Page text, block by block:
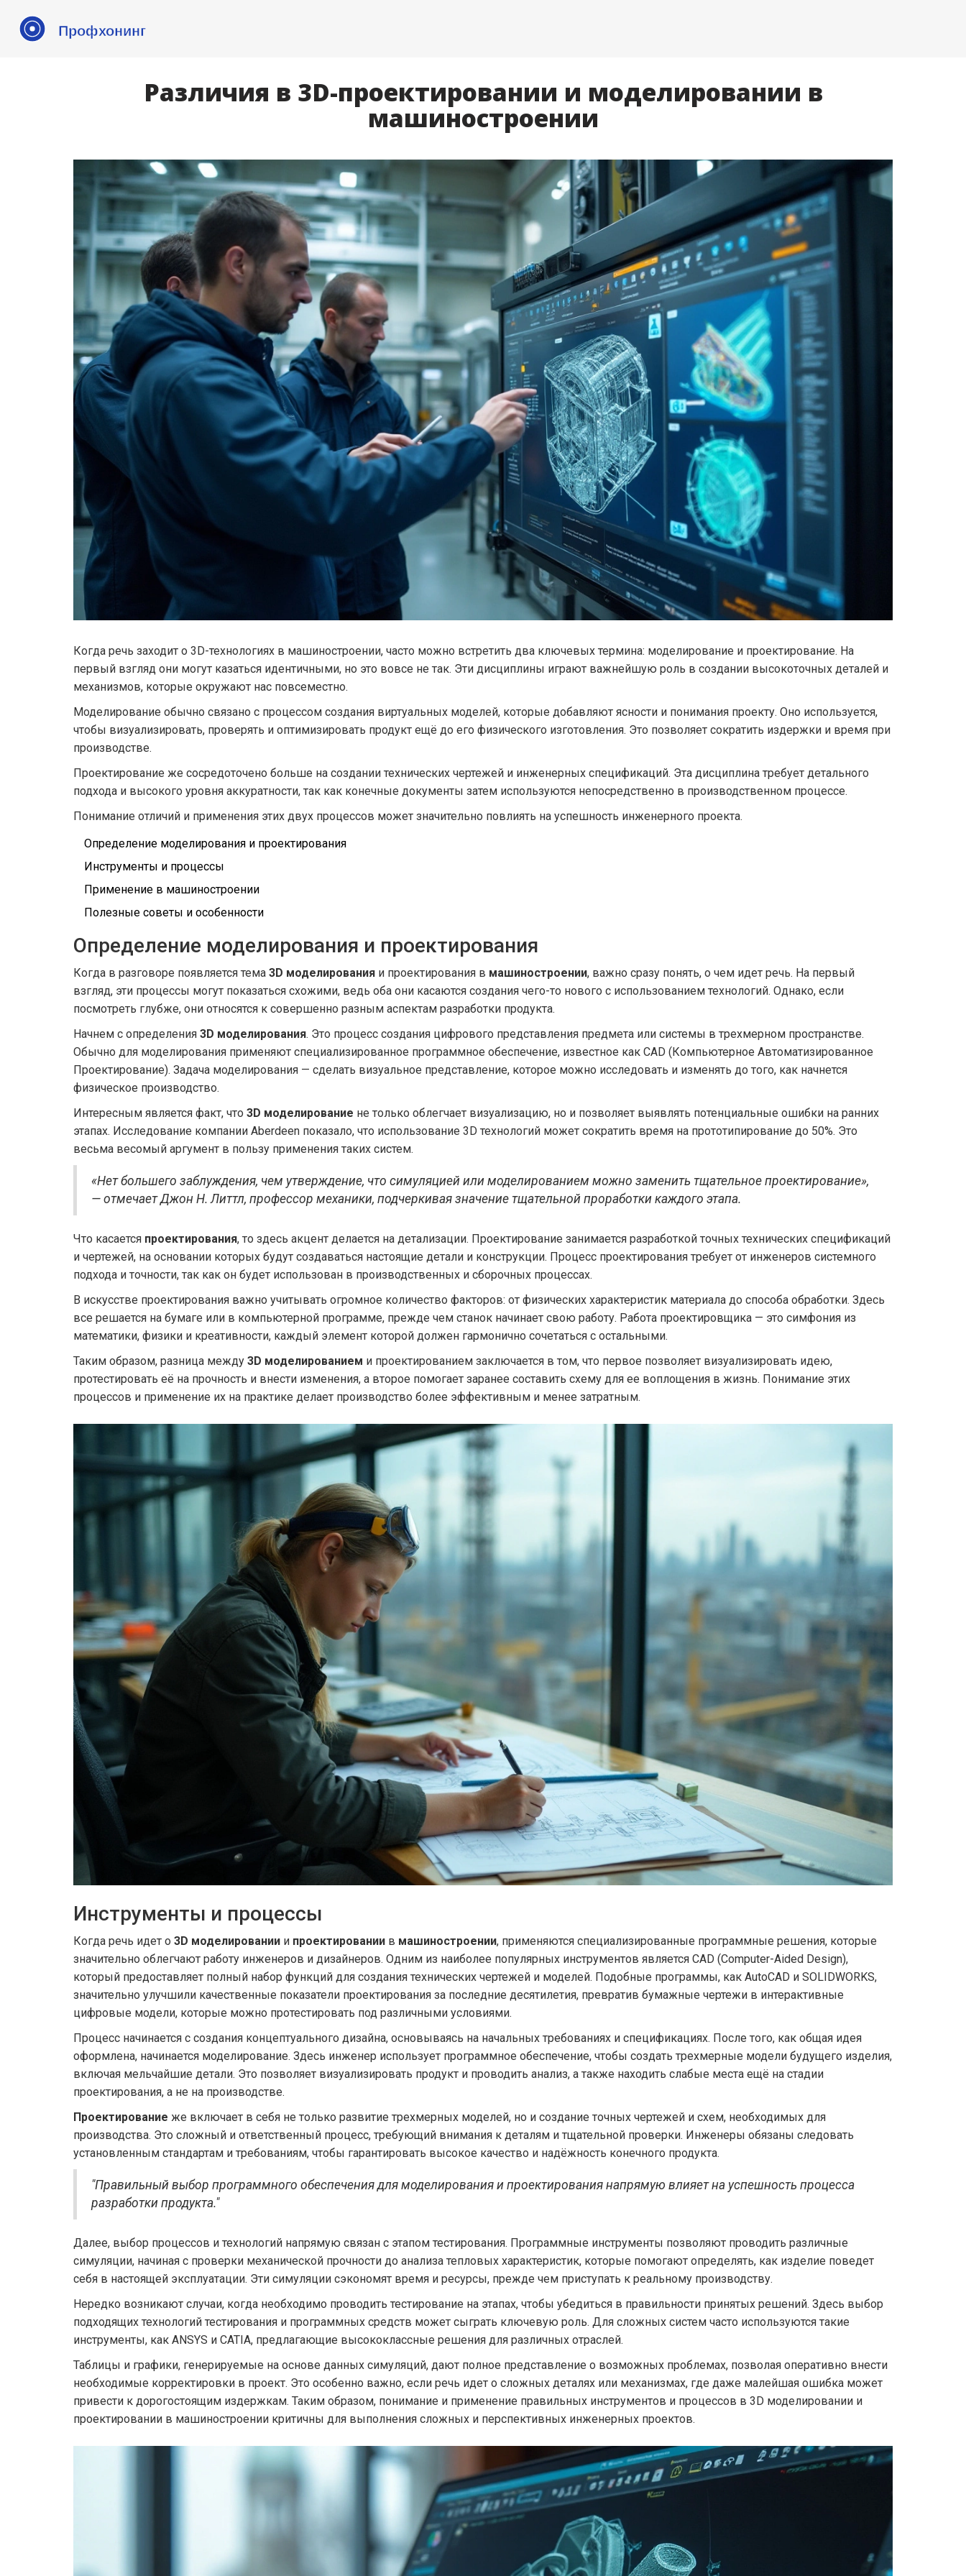
Различия в 3D-проектировании и моделировании в
машиностроении
Когда речь заходит о 3D-технологиях в машиностроении, часто можно встретить два ключевых термина: моделирование и проектирование. На
первый взгляд они могут казаться идентичными, но это вовсе не так. Эти дисциплины играют важнейшую роль в создании высокоточных деталей и
механизмов, которые окружают нас повсеместно.
Моделирование обычно связано с процессом создания виртуальных моделей, которые добавляют ясности и понимания проекту. Оно используется,
чтобы визуализировать, проверять и оптимизировать продукт ещё до его физического изготовления. Это позволяет сократить издержки и время при
производстве.
Проектирование же сосредоточено больше на создании технических чертежей и инженерных спецификаций. Эта дисциплина требует детального
подхода и высокого уровня аккуратности, так как конечные документы затем используются непосредственно в производственном процессе.
Понимание отличий и применения этих двух процессов может значительно повлиять на успешность инженерного проекта.
Определение моделирования и проектирования
Инструменты и процессы
Применение в машиностроении
Полезные советы и особенности
Определение моделирования и проектирования
Когда в разговоре появляется тема 3D моделирования и проектирования в машиностроении, важно сразу понять, о чем идет речь. На первый
взгляд, эти процессы могут показаться схожими, ведь оба они касаются создания чего-то нового с использованием технологий. Однако, если
посмотреть глубже, они относятся к совершенно разным аспектам разработки продукта.
Начнем с определения 3D моделирования. Это процесс создания цифрового представления предмета или системы в трехмерном пространстве.
Обычно для моделирования применяют специализированное программное обеспечение, известное как CAD (Компьютерное Автоматизированное
Проектирование). Задача моделирования — сделать визуальное представление, которое можно исследовать и изменять до того, как начнется
физическое производство.
Интересным является факт, что 3D моделирование не только облегчает визуализацию, но и позволяет выявлять потенциальные ошибки на ранних
этапах. Исследование компании Aberdeen показало, что использование 3D технологий может сократить время на прототипирование до 50%. Это
весьма весомый аргумент в пользу применения таких систем.
«Нет большего заблуждения, чем утверждение, что симуляцией или моделированием можно заменить тщательное проектирование»,
— отмечает Джон Н. Литтл, профессор механики, подчеркивая значение тщательной проработки каждого этапа.
Что касается проектирования, то здесь акцент делается на детализации. Проектирование занимается разработкой точных технических спецификаций
и чертежей, на основании которых будут создаваться настоящие детали и конструкции. Процесс проектирования требует от инженеров системного
подхода и точности, так как он будет использован в производственных и сборочных процессах.
В искусстве проектирования важно учитывать огромное количество факторов: от физических характеристик материала до способа обработки. Здесь
все решается на бумаге или в компьютерной программе, прежде чем станок начинает свою работу. Работа проектировщика — это симфония из
математики, физики и креативности, каждый элемент которой должен гармонично сочетаться с остальными.
Таким образом, разница между 3D моделированием и проектированием заключается в том, что первое позволяет визуализировать идею,
протестировать её на прочность и внести изменения, а второе помогает заранее составить схему для ее воплощения в жизнь. Понимание этих
процессов и применение их на практике делает производство более эффективным и менее затратным.
Инструменты и процессы
Когда речь идет о 3D моделировании и проектировании в машиностроении, применяются специализированные программные решения, которые
значительно облегчают работу инженеров и дизайнеров. Одним из наиболее популярных инструментов является CAD (Computer-Aided Design),
который предоставляет полный набор функций для создания технических чертежей и моделей. Подобные программы, как AutoCAD и SOLIDWORKS,
значительно улучшили качественные показатели проектирования за последние десятилетия, превратив бумажные чертежи в интерактивные
цифровые модели, которые можно протестировать под различными условиями.
Процесс начинается с создания концептуального дизайна, основываясь на начальных требованиях и спецификациях. После того, как общая идея
оформлена, начинается моделирование. Здесь инженер использует программное обеспечение, чтобы создать трехмерные модели будущего изделия,
включая мельчайшие детали. Это позволяет визуализировать продукт и проводить анализ, а также находить слабые места ещё на стадии
проектирования, а не на производстве.
Проектирование же включает в себя не только развитие трехмерных моделей, но и создание точных чертежей и схем, необходимых для
производства. Это сложный и ответственный процесс, требующий внимания к деталям и тщательной проверки. Инженеры обязаны следовать
установленным стандартам и требованиям, чтобы гарантировать высокое качество и надёжность конечного продукта.
"Правильный выбор программного обеспечения для моделирования и проектирования напрямую влияет на успешность процесса
разработки продукта."
Далее, выбор процессов и технологий напрямую связан с этапом тестирования. Программные инструменты позволяют проводить различные
симуляции, начиная с проверки механической прочности до анализа тепловых характеристик, которые помогают определять, как изделие поведет
себя в настоящей эксплуатации. Эти симуляции сэкономят время и ресурсы, прежде чем приступать к реальному производству.
Нередко возникают случаи, когда необходимо проводить тестирование на этапах, чтобы убедиться в правильности принятых решений. Здесь выбор
подходящих технологий тестирования и программных средств может сыграть ключевую роль. Для сложных систем часто используются такие
инструменты, как ANSYS и CATIA, предлагающие высококлассные решения для различных отраслей.
Таблицы и графики, генерируемые на основе данных симуляций, дают полное представление о возможных проблемах, позволая оперативно внести
необходимые корректировки в проект. Это особенно важно, если речь идет о сложных деталях или механизмах, где даже малейшая ошибка может
привести к дорогостоящим издержкам. Таким образом, понимание и применение правильных инструментов и процессов в 3D моделировании и
проектировании в машиностроении критичны для выполнения сложных и перспективных инженерных проектов.